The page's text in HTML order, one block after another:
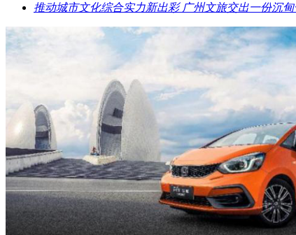
推动城市文化综合实力新出彩 广州文旅交出一份沉